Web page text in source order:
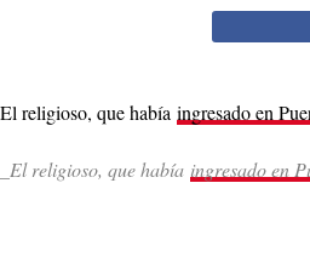
El religioso, que había ingresado en
_El religioso, que había ingresado en